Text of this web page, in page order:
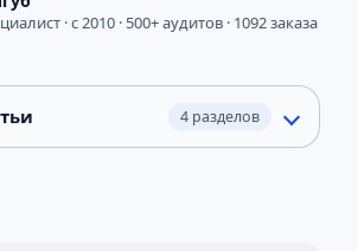
· с 2010 · 500+ аудитов · 1092 заказа
4 разделов